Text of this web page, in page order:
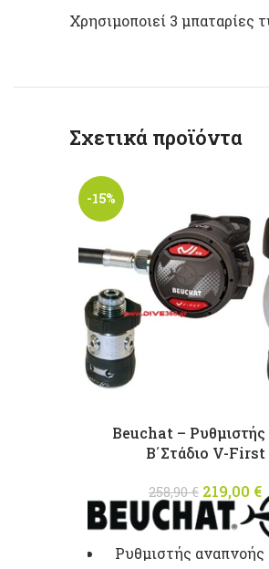
Χρησιμοποιεί 3
Σχετικά προϊόντα
-15%
Beuchat – Ρυθμιστής
Β΄Στάδιο V-First
258,90€
was:
219,00 €
Ρυθμιστής αναπνοής